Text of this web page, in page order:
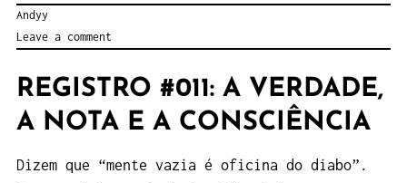
Andyy
Leave a comment
REGISTRO #011: A VERDADE,
A NOTA E A CONSCIÊNCIA
Dizem que “mente vazia é oficina do diabo”.